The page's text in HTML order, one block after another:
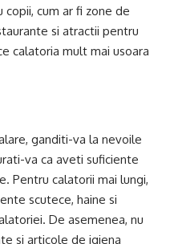
cum ar fi zone de
si atractii pentru
calatoria mult mai usoara
ganditi-va la nevoile
va ca aveti suficiente
Pentru calatorii mai lungi,
scutece, haine si
De asemenea, nu
si articole de igiena